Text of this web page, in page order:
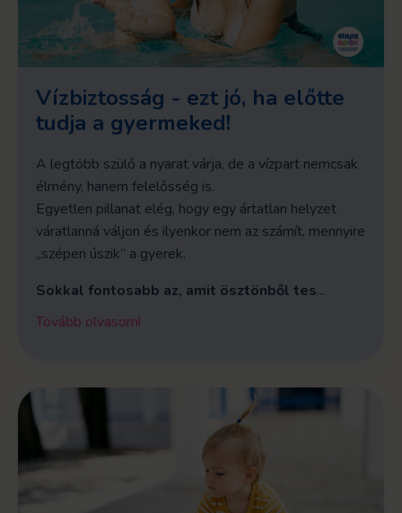
Vízbiztosság - ezt jó, ha előtte
tudja a gyermeked!
A legtöbb szülő a nyarat várja, de a vízpart nemcsak
élmény, hanem felelősség is.
Egyetlen pillanat elég, hogy egy ártatlan helyzet
váratlanná váljon és ilyenkor nem az számít, mennyire
„szépen úszik” a gyerek.
Sokkal fontosabb az, amit ösztönből tes...
Tovább olvasom!